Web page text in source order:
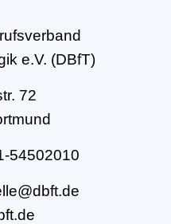
e.V. (DBfT)
72
54502010